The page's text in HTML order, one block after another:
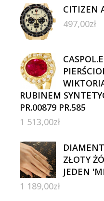
CITIZEN
497,00zł
RUBINEM
PR.00879 PR.585
1 513,00zł
ZŁOTY
JEDEN
1 189,00zł